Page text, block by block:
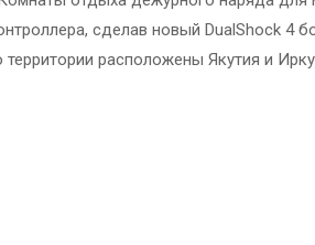
сделав новый DualShock 4
расположены Якутия и